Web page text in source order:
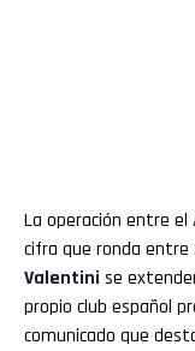
La operación entre el
cifra que ronda entre
Valentini se
propio club español
comunicado que